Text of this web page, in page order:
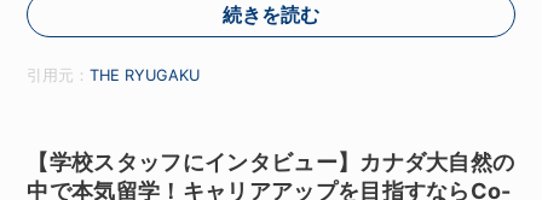
続きを読む
引用元：THE RYUGAKU
【学校スタッフにインタビュー】カナダ大自然の
中で本気留学！キャリアアップを目指すならCo-